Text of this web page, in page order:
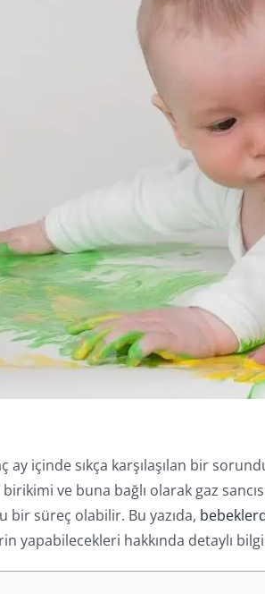
ay içinde sıkça karşılaşılan bir
ve buna bağlı olarak gaz
bir süreç olabilir. Bu yazıda,
yapabilecekleri hakkında detaylı bilgi